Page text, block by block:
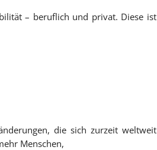
– beruflich und privat. Diese ist
die sich zurzeit weltweit
Menschen,